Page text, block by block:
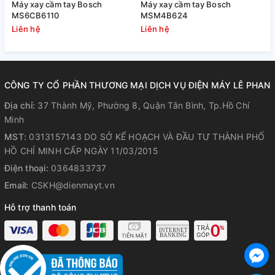
Bạn nên đọc kỹ hướng dẫn trước khi dùng để đảm bảo thao
tác đúng cách.
nhằm duy trì độ bền.
hiệu quả xay và đảm bảo vệ sinh thực phẩm.
trợ chế biến, máy xay cầm tay Bosch MS6CA4150G phù hợp
cho bạn đang tìm một sản phẩm tiện lợi để sử dụng thường
xuyên trong gian bếp gia đình.
Máy xay cầm tay Bosch
MS6CB6110
Liên hệ
Máy xay cầm tay Bosch
MSM4B624
Liên hệ
CÔNG TY CỔ PHẦN THƯƠNG MẠI DỊCH VỤ ĐIỆN MÁY LÊ PHAN
Địa chỉ: 37 Thành Mỹ, Phường 8, Quận Tân Bình, Tp.Hồ Chí
Minh
MST: 0313157143 DO SỞ KẾ HOẠCH VÀ ĐẦU TƯ THÀNH PHỐ
HỒ CHÍ MINH CẤP NGÀY 11/03/2015
Điện thoại: 0364833737
Email: CSKH@dienmayt.vn
Hỗ trợ thanh toán